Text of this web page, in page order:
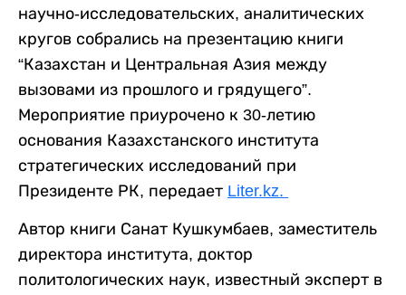
научно-исследовательских, аналитических
кругов собрались на презентацию книги
“Казахстан и Центральная Азия между
вызовами из прошлого и грядущего”.
Мероприятие приурочено к 30-летию
основания Казахстанского института
стратегических исследований при
Президенте РК, передает Liter.kz.
Автор книги Санат Кушкумбаев, заместитель
директора института, доктор
политологических наук, известный эксперт в